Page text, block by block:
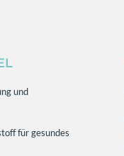
und
für gesundes